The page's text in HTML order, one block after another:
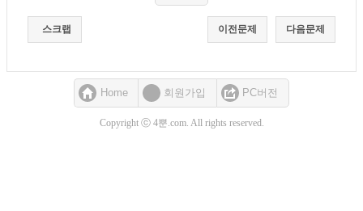
스크랩 다음문제
이전문제
Home 회원가입 PC버전
Copyright ⓒ 4뿐.com. All rights reserved.